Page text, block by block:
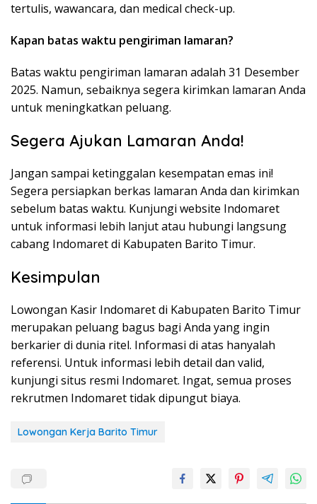
tertulis, wawancara, dan medical check-up.
Kapan batas waktu pengiriman lamaran?
Batas waktu pengiriman lamaran adalah 31 Desember
2025. Namun, sebaiknya segera kirimkan lamaran Anda
untuk meningkatkan peluang.
Segera Ajukan Lamaran Anda!
Jangan sampai ketinggalan kesempatan emas ini!
Segera persiapkan berkas lamaran Anda dan kirimkan
sebelum batas waktu. Kunjungi website Indomaret
untuk informasi lebih lanjut atau hubungi langsung
cabang Indomaret di Kabupaten Barito Timur.
Kesimpulan
Lowongan Kasir Indomaret di Kabupaten Barito Timur
merupakan peluang bagus bagi Anda yang ingin
berkarier di dunia ritel. Informasi di atas hanyalah
referensi. Untuk informasi lebih detail dan valid,
kunjungi situs resmi Indomaret. Ingat, semua proses
rekrutmen Indomaret tidak dipungut biaya.
Lowongan Kerja Barito Timur